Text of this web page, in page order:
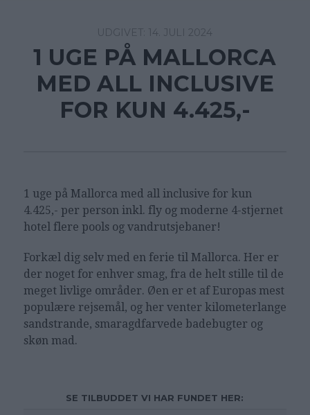
14. JULI 2024
1 UGE PÅ MALLORCA
MED ALL INCLUSIVE
FOR KUN 4.425,-
1 uge på Mallorca med all inclusive for kun
4.425,- per person inkl. fly og moderne 4-stjernet
hotel flere pools og vandrutsjebaner!
Forkæl dig selv med en ferie til Mallorca. Her er
der noget for enhver smag, fra de helt stille til de
meget livlige områder. Øen er et af Europas mest
populære rejsemål, og her venter kilometerlange
sandstrande, smaragdfarvede badebugter og
skøn mad.
SE TILBUDDET VI HAR FUNDET HER: